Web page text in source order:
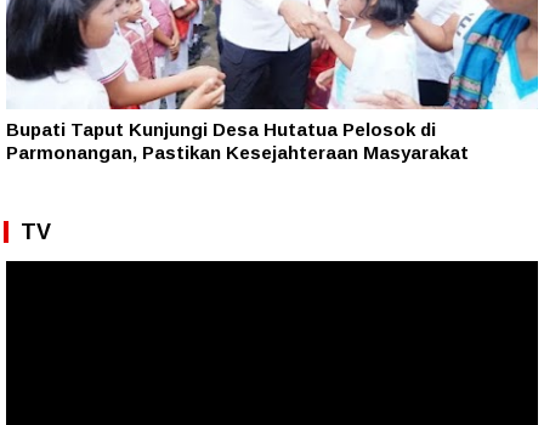
Bupati Taput Kunjungi Desa Hutatua Pelosok di
Parmonangan, Pastikan Kesejahteraan Masyarakat
TV